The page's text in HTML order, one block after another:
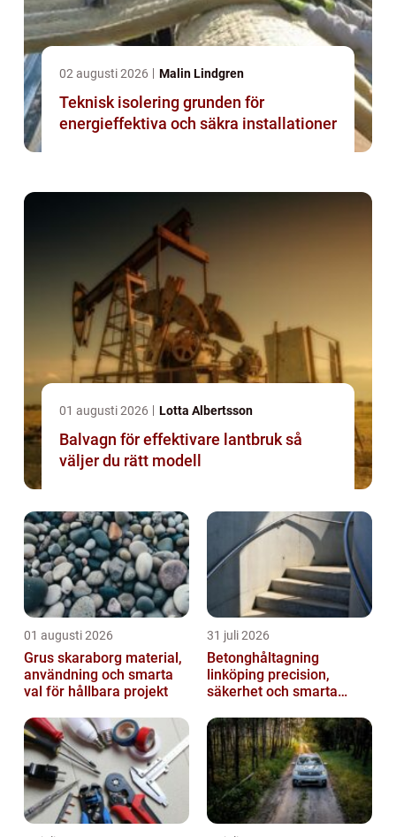
02 augusti 2026 Malin Lindgren
Teknisk isolering grunden för
energieffektiva och säkra installationer
01 augusti 2026 Lotta Albertsson
Balvagn för effektivare lantbruk så
väljer du rätt modell
01 augusti 2026
Grus skaraborg material,
användning och smarta
val för hållbara projekt
31 juli 2026
Betonghåltagning
linköping precision,
säkerhet och smarta